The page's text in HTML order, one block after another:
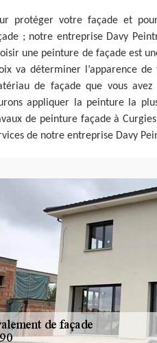
protéger votre façade et
; notre entreprise Davy
une peinture de façade est
va déterminer l’apparence
de façade que vous
appliquer la peinture la
de peinture façade à
de notre entreprise Davy